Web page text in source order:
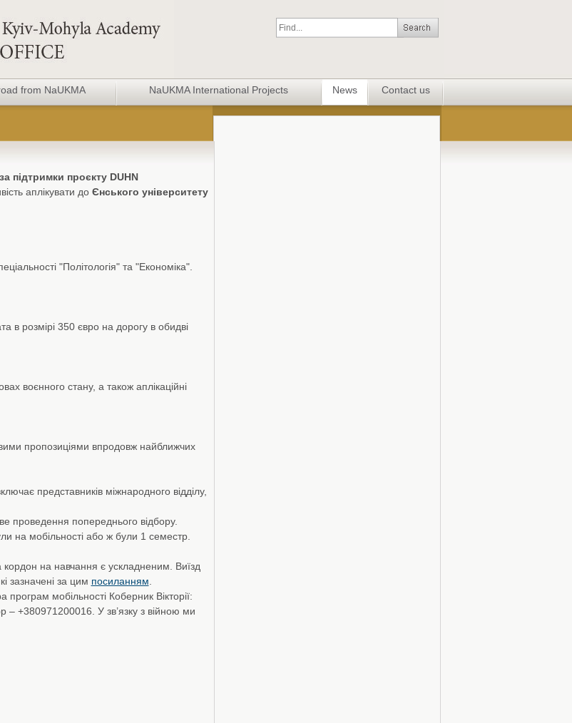
from NaUKMA NaUKMA International Projects News Contact us
підтримки проєкту DUHN
аплікувати до Єнського університету
"Політологія" та "Економіка".
в розмірі 350 євро на дорогу в обидві
воєнного стану, а також аплікаційні
пропозиціями впродовж найближчих
представників міжнародного відділу,
проведення попереднього відбору.
на мобільності або ж були 1 семестр.
кордон на навчання є ускладненим. Виїзд
зазначені за цим посиланням
мобільності Коберник Вікторії:
– +380971200016. У зв’язку з війною ми